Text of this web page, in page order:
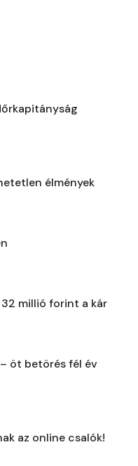
élmények
millió forint a kár
öt betörés fél év
az online csalók!